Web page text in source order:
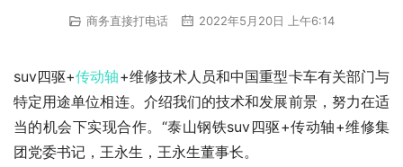
商务直接打电话 2022年5月20日 上午6:14
suv四驱+传动轴+维修技术人员和中国重型卡车有关部门与
特定用途单位相连。介绍我们的技术和发展前景，努力在适
当的机会下实现合作。“泰山钢铁suv四驱+传动轴+维修集
团党委书记，王永生，王永生董事长。